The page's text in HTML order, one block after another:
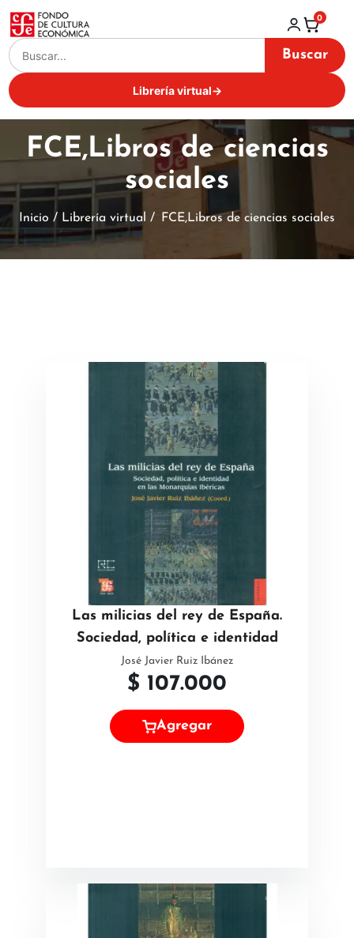
Buscar
Librería virtual→
0
FCE,Libros de ciencias
sociales
Inicio / Librería virtual / FCE,Libros de ciencias sociales
Las milicias del rey de España.
Sociedad, política e identidad
José Javier Ruiz Ibánez
$ 107.000
Agregar